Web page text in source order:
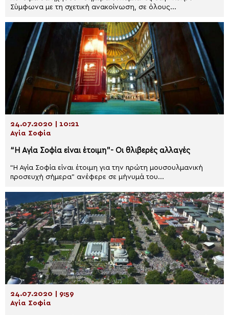
Σύμφωνα με τη σχετική ανακοίνωση, σε όλους...
24.07.2020 | 10:21
Αγία Σοφία
“Η Αγία Σοφία είναι έτοιμη”- Οι θλιβερές αλλαγές
“Η Αγία Σοφία είναι έτοιμη για την πρώτη μουσουλμανική
προσευχή σήμερα” ανέφερε σε μήνυμά του...
24.07.2020 | 9:59
Αγία Σοφία